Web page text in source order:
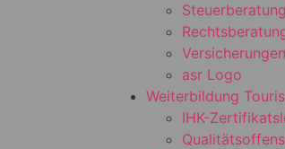
Steuerberatung
Versicherungen
asr Logo
Weiterbildung
IHK-